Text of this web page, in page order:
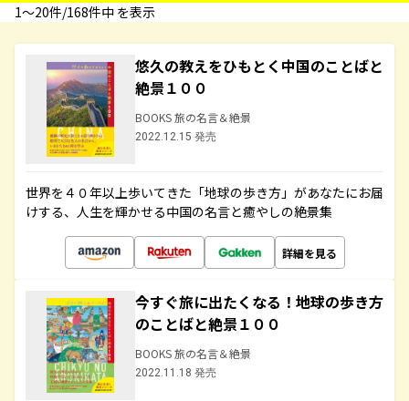
1〜20件/168件中 を表示
悠久の教えをひもとく中国のことばと
絶景１００
BOOKS 旅の名言＆絶景
2022.12.15 発売
世界を４０年以上歩いてきた「地球の歩き方」があなたにお届
けする、人生を輝かせる中国の名言と癒やしの絶景集
詳細を見る
今すぐ旅に出たくなる！地球の歩き方
のことばと絶景１００
BOOKS 旅の名言＆絶景
2022.11.18 発売